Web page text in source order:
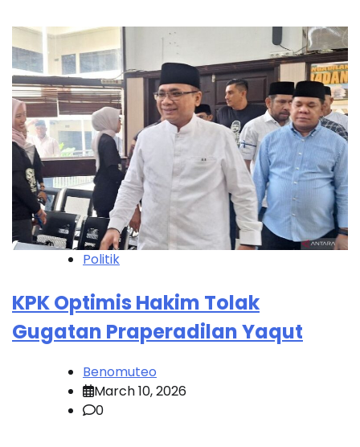
Politik
KPK Optimis Hakim Tolak
Gugatan Praperadilan Yaqut
Benomuteo
March 10, 2026
0